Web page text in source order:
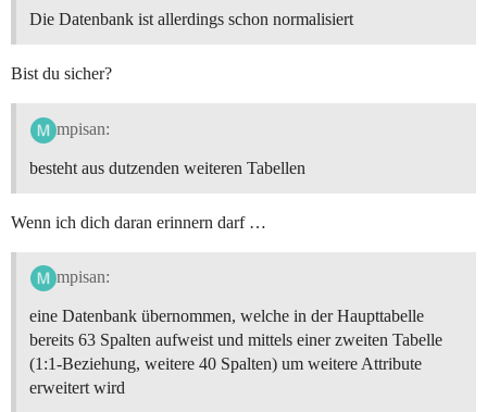
Die Datenbank ist allerdings schon normalisiert
Bist du sicher?
mpisan:
besteht aus dutzenden weiteren Tabellen
Wenn ich dich daran erinnern darf …
mpisan:
eine Datenbank übernommen, welche in der Haupttabelle
bereits 63 Spalten aufweist und mittels einer zweiten Tabelle
(1:1-Beziehung, weitere 40 Spalten) um weitere Attribute
erweitert wird